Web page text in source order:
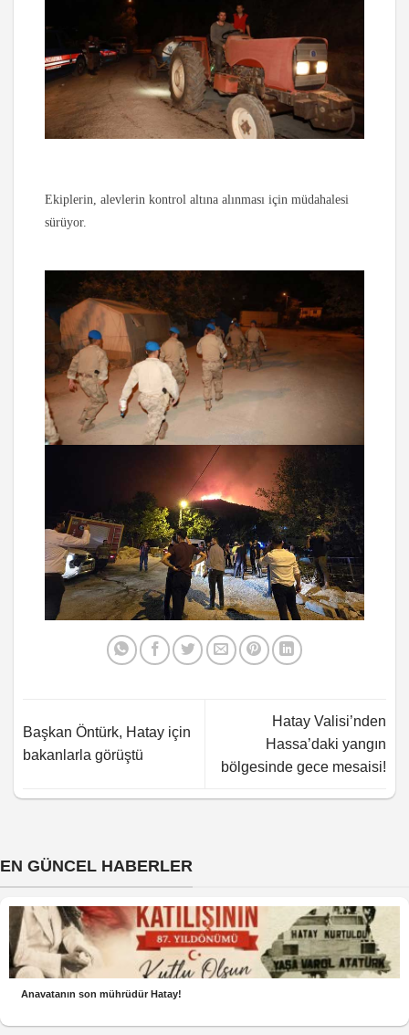
Ekiplerin, alevlerin kontrol altına alınması için müdahalesi
sürüyor.
Başkan Öntürk, Hatay için
bakanlarla görüştü
Hatay Valisi’nden
Hassa’daki yangın
bölgesinde gece mesaisi!
EN GÜNCEL HABERLER
Anavatanın son mührüdür Hatay!